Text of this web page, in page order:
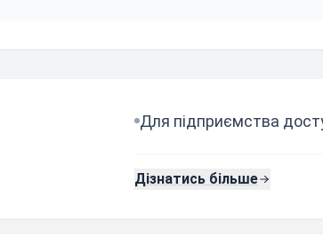
Для підприємства
Дізнатись більше